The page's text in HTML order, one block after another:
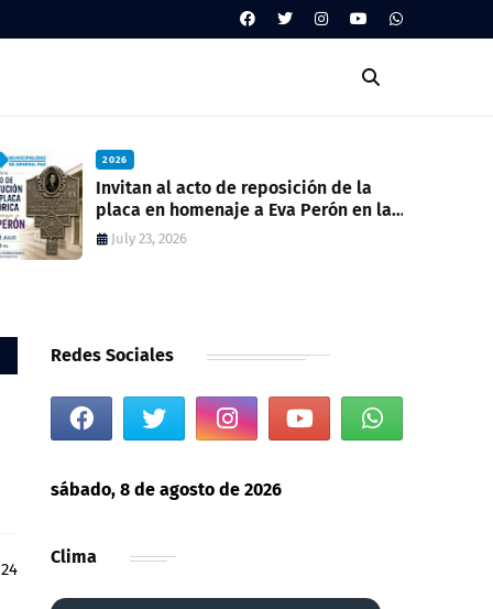
2026
Invitan al acto de reposición de la
placa en homenaje a Eva Perón en la
ex estación del ferrocarril
July 23, 2026
Redes Sociales
sábado, 8 de agosto de 2026
Clima